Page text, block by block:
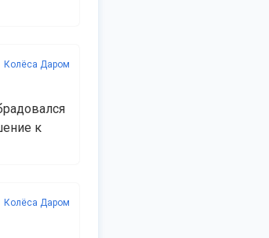
Колёса Даром
к
Колёса Даром